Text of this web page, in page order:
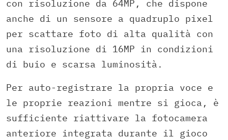
con risoluzione da 64MP, che dispone
anche di un sensore a quadruplo pixel
per scattare foto di alta qualità con
una risoluzione di 16MP in condizioni
di buio e scarsa luminosità.
Per auto-registrare la propria voce e
le proprie reazioni mentre si gioca, è
sufficiente riattivare la fotocamera
anteriore integrata durante il gioco